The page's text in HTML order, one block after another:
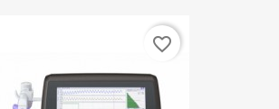
favorite_border